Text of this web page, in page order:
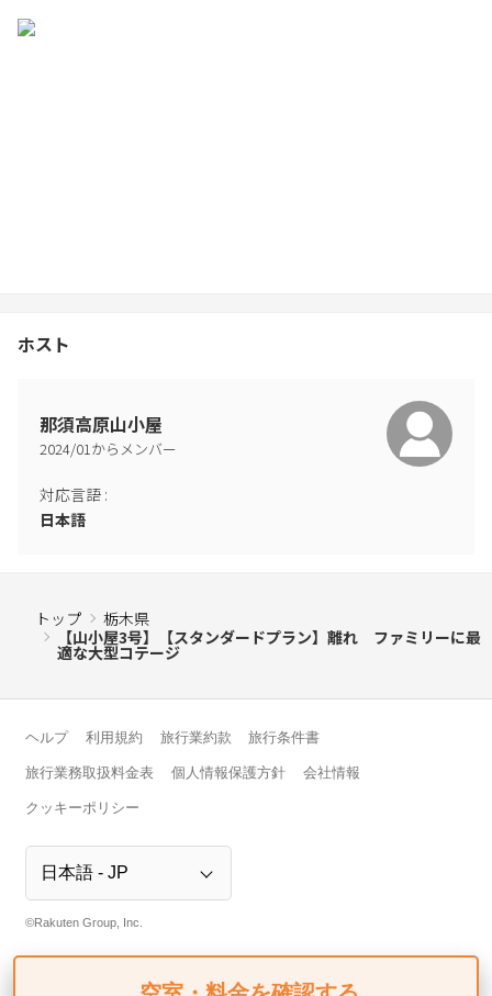
乙2865ー1
ホスト
那須高原山小屋
2024/01からメンバー
対応言語 :
日本語
トップ
栃木県
【山小屋3号】【スタンダードプラン】離れ ファミリーに最
適な大型コテージ
ヘルプ 利用規約 旅行業約款 旅行条件書
旅行業務取扱料金表 個人情報保護方針 会社情報
クッキーポリシー
©Rakuten Group, Inc.